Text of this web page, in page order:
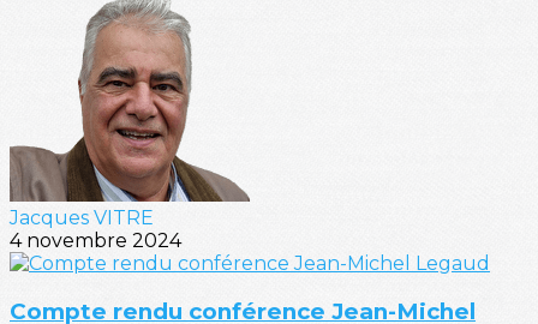
Jacques VITRE
4 novembre 2024
Compte rendu conférence Jean-Michel